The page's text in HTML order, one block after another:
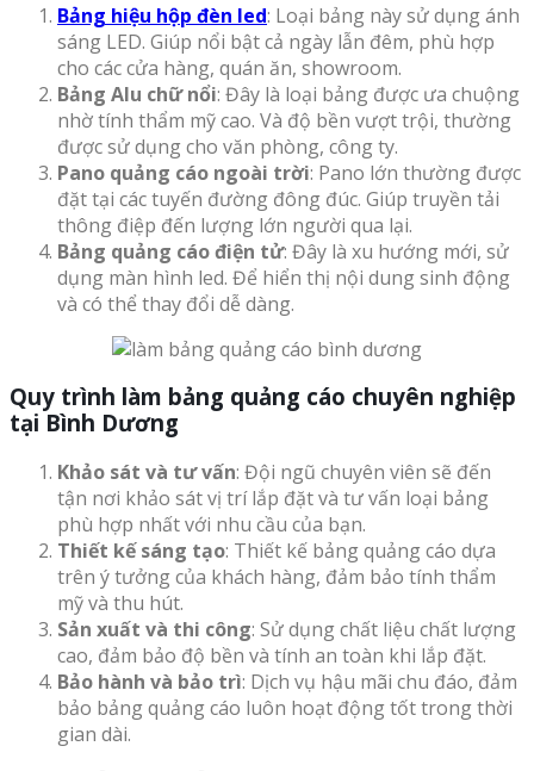
Bảng hiệu hộp đèn led: Loại bảng này sử dụng ánh
sáng LED. Giúp nổi bật cả ngày lẫn đêm, phù hợp
cho các cửa hàng, quán ăn, showroom.
Bảng Alu chữ nổi: Đây là loại bảng được ưa chuộng
nhờ tính thẩm mỹ cao. Và độ bền vượt trội, thường
được sử dụng cho văn phòng, công ty.
Pano quảng cáo ngoài trời: Pano lớn thường được
đặt tại các tuyến đường đông đúc. Giúp truyền tải
thông điệp đến lượng lớn người qua lại.
Bảng quảng cáo điện tử: Đây là xu hướng mới, sử
dụng màn hình led. Để hiển thị nội dung sinh động
và có thể thay đổi dễ dàng.
Quy trình làm bảng quảng cáo chuyên nghiệp
tại Bình Dương
Khảo sát và tư vấn: Đội ngũ chuyên viên sẽ đến
tận nơi khảo sát vị trí lắp đặt và tư vấn loại bảng
phù hợp nhất với nhu cầu của bạn.
Thiết kế sáng tạo: Thiết kế bảng quảng cáo dựa
trên ý tưởng của khách hàng, đảm bảo tính thẩm
mỹ và thu hút.
Sản xuất và thi công: Sử dụng chất liệu chất lượng
cao, đảm bảo độ bền và tính an toàn khi lắp đặt.
Bảo hành và bảo trì: Dịch vụ hậu mãi chu đáo, đảm
bảo bảng quảng cáo luôn hoạt động tốt trong thời
gian dài.